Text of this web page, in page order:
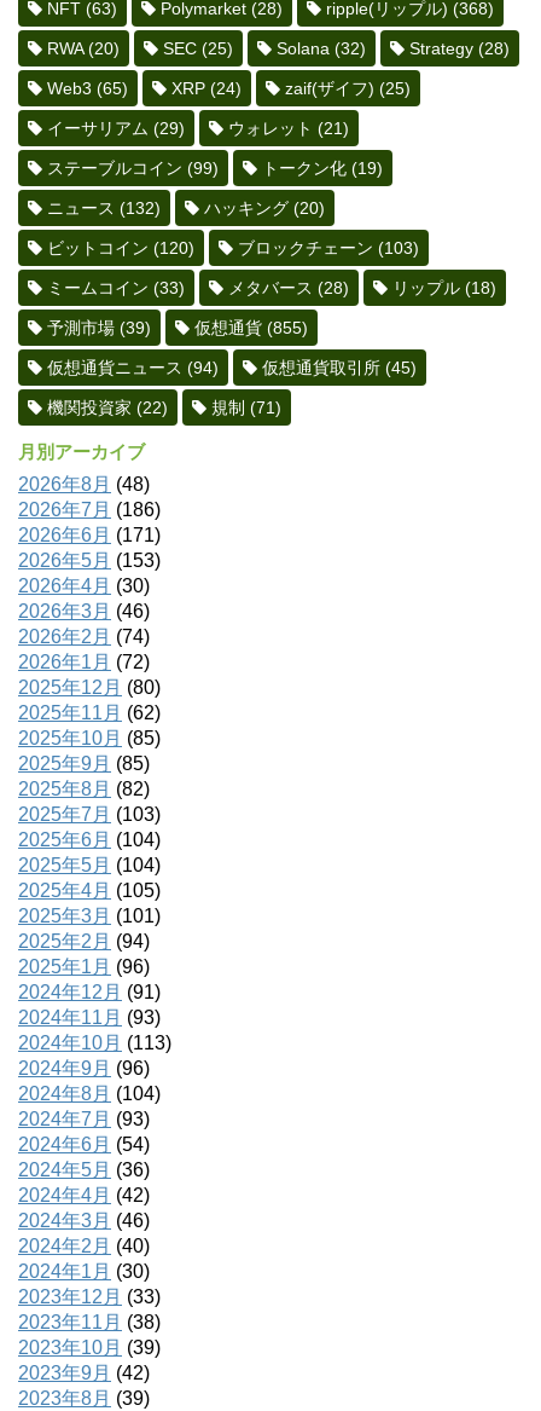
NFT (63) Polymarket (28) ripple(リップル) (368)
RWA(20) SEC (25) Solana (32) Strategy (28)
Web3 (65) XRP (24) zaif(ザイフ) (25)
イーサリアム (29) ウォレット (21)
ステーブルコイン (99) トークン化 (19)
ニュース (132) ハッキング (20)
ビットコイン (120) ブロックチェーン (103)
ミームコイン (33) メタバース (28) リップル (18)
予測市場 (39) 仮想通貨 (855)
仮想通貨ニュース (94) 仮想通貨取引所 (45)
機関投資家 (22) 規制 (71)
月別アーカイブ
2026年8月 (48)
2026年7月 (186)
2026年6月 (171)
2026年5月 (153)
2026年4月 (30)
2026年3月 (46)
2026年2月 (74)
2026年1月 (72)
2025年12月 (80)
2025年11月 (62)
2025年10月 (85)
2025年9月 (85)
2025年8月 (82)
2025年7月 (103)
2025年6月 (104)
2025年5月 (104)
2025年4月 (105)
2025年3月 (101)
2025年2月 (94)
2025年1月 (96)
2024年12月 (91)
2024年11月 (93)
2024年10月 (113)
2024年9月 (96)
2024年8月 (104)
2024年7月 (93)
2024年6月 (54)
2024年5月 (36)
2024年4月 (42)
2024年3月 (46)
2024年2月 (40)
2024年1月 (30)
2023年12月 (33)
2023年11月 (38)
2023年10月 (39)
2023年9月 (42)
2023年8月 (39)